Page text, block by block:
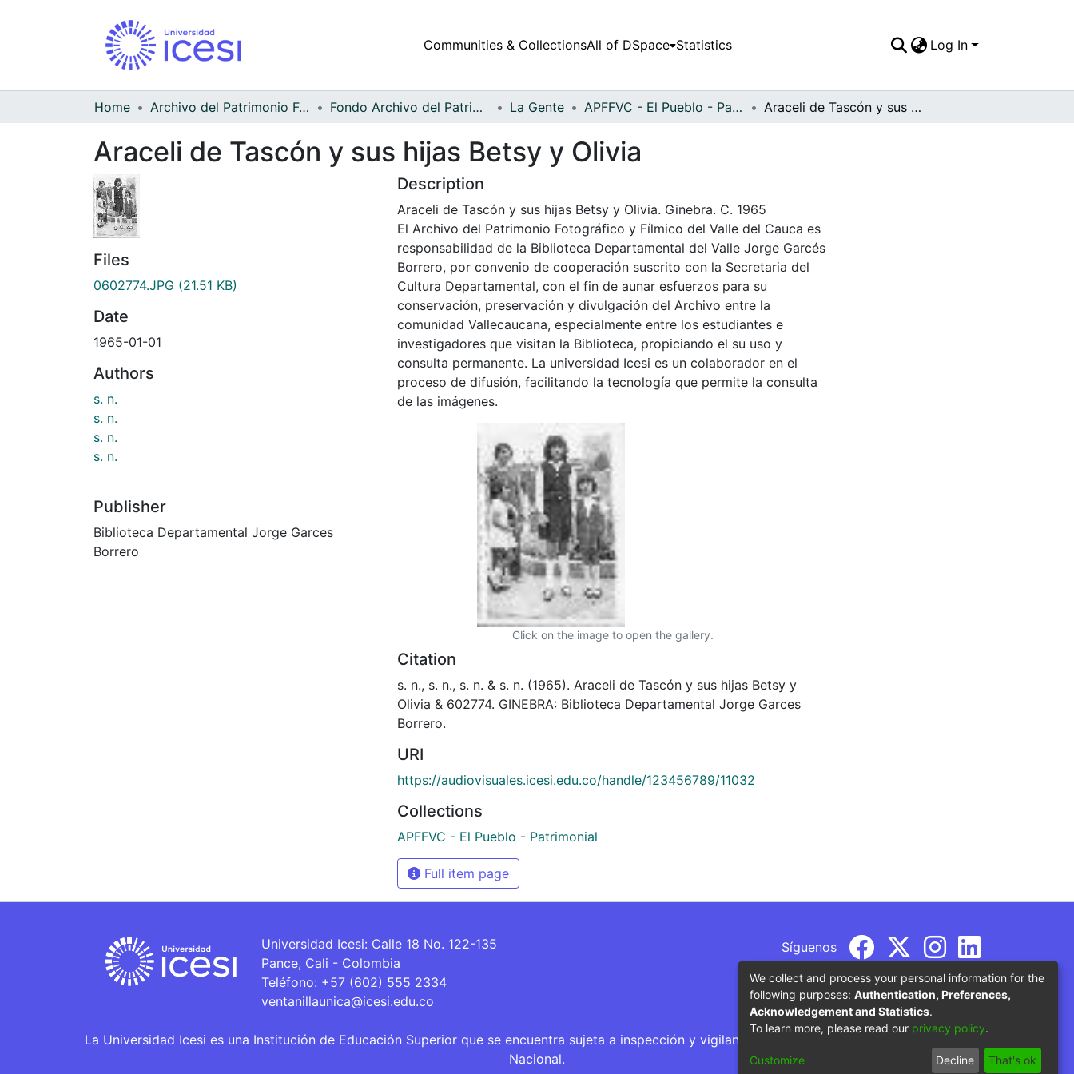
Communities & CollectionsAll of DSpace Statistics Log In
Home Archivo del Patrimonio Fotográfico y Fílmico del Valle del Cauca Fondo Archivo del Patrimonio Fotográfico y Fílmico del Valle del Cauca La Gente APFFVC - El Pueblo - Patrimonial Araceli de Tascón y sus hijas Betsy y Olivia
Araceli de Tascón y sus hijas Betsy y Olivia
Files
0602774.JPG (21.51 KB)
Date
1965-01-01
Authors
s. n.
s. n.
s. n.
s. n.
Publisher
Biblioteca Departamental Jorge Garces
Borrero
Description
Araceli de Tascón y sus hijas Betsy y Olivia. Ginebra. C. 1965
El Archivo del Patrimonio Fotográfico y Fílmico del Valle del Cauca es
responsabilidad de la Biblioteca Departamental del Valle Jorge Garcés
Borrero, por convenio de cooperación suscrito con la Secretaria del
Cultura Departamental, con el fin de aunar esfuerzos para su
conservación, preservación y divulgación del Archivo entre la
comunidad Vallecaucana, especialmente entre los estudiantes e
investigadores que visitan la Biblioteca, propiciando el su uso y
consulta permanente. La universidad Icesi es un colaborador en el
proceso de difusión, facilitando la tecnología que permite la consulta
de las imágenes.
Click on the image to open the gallery.
Citation
s. n., s. n., s. n. & s. n. (1965). Araceli de Tascón y sus hijas Betsy y
Olivia & 602774. GINEBRA: Biblioteca Departamental Jorge Garces
Borrero.
URI
https://audiovisuales.icesi.edu.co/handle/123456789/11032
Collections
APFFVC - El Pueblo - Patrimonial
Full item page
Universidad Icesi: Calle 18 No. 122-135
Pance, Cali - Colombia
Teléfono: +57 (602) 555 2334
ventanillaunica@icesi.edu.co
Síguenos
La Universidad Icesi es una Institución de Educación Superior que se encuentra sujeta a inspección y vigilancia por parte del Ministerio de Educación
Nacional.
We collect and process your personal information for the
following purposes: Authentication, Preferences,
Acknowledgement and Statistics.
To learn more, please read our privacy policy.
Customize Decline That's ok